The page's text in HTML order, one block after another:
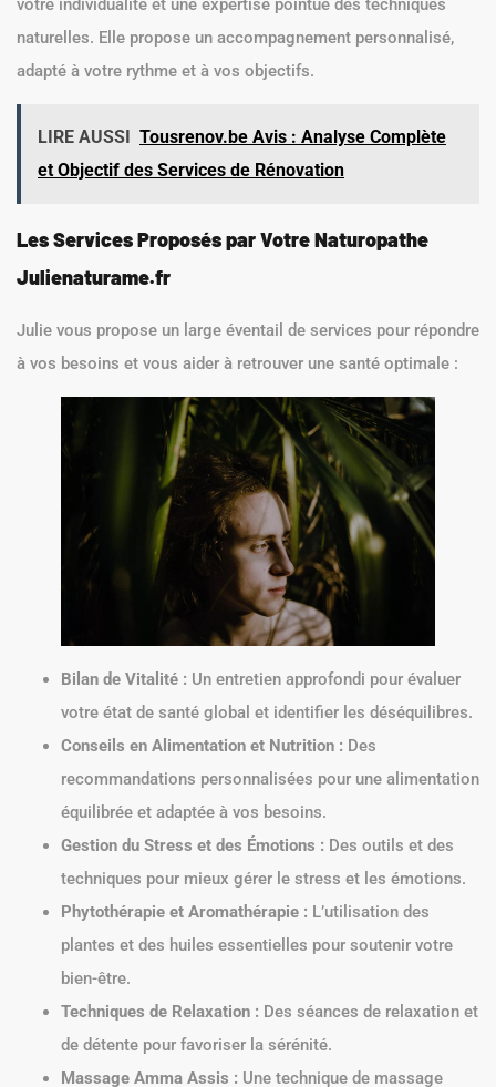
votre individualité et une expertise pointue des techniques
naturelles. Elle propose un accompagnement personnalisé,
adapté à votre rythme et à vos objectifs.
LIRE AUSSI Tousrenov.be Avis : Analyse Complète
et Objectif des Services de Rénovation
Les Services Proposés par Votre Naturopathe
Julienaturame.fr
Julie vous propose un large éventail de services pour répondre
à vos besoins et vous aider à retrouver une santé optimale :
Bilan de Vitalité : Un entretien approfondi pour évaluer
votre état de santé global et identifier les déséquilibres.
Conseils en Alimentation et Nutrition : Des
recommandations personnalisées pour une alimentation
équilibrée et adaptée à vos besoins.
Gestion du Stress et des Émotions : Des outils et des
techniques pour mieux gérer le stress et les émotions.
Phytothérapie et Aromathérapie : L’utilisation des
plantes et des huiles essentielles pour soutenir votre
bien-être.
Techniques de Relaxation : Des séances de relaxation et
de détente pour favoriser la sérénité.
Massage Amma Assis : Une technique de massage